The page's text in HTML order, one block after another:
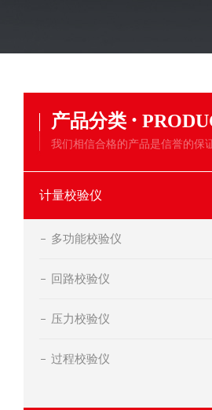
产品分类 ·
我们相信合格的产品是信誉的保
计量校验仪
多功能校验仪
回路校验仪
压力校验仪
过程校验仪